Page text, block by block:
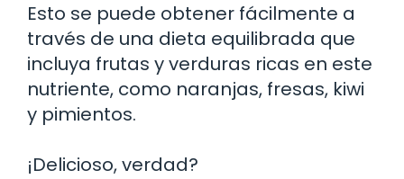
Esto se puede obtener fácilmente a
través de una dieta equilibrada que
incluya frutas y verduras ricas en este
nutriente, como naranjas, fresas, kiwi
y pimientos.
¡Delicioso, verdad?